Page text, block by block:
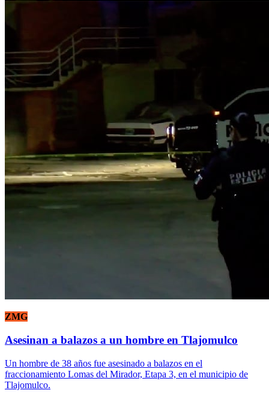
ZMG
Asesinan a balazos a un hombre en Tlajomulco
Un hombre de 38 años fue asesinado a balazos en el
fraccionamiento Lomas del Mirador, Etapa 3, en el municipio de
Tlajomulco.